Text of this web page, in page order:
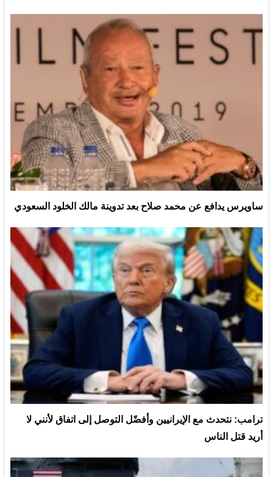
ساويرس يدافع عن محمد صلاح بعد تدوينة مالك الخلود السعودي
ترامب: نتحدث مع الإيرانيين وأفضّل التوصل إلى اتفاق لأنني لا
أريد قتل الناس